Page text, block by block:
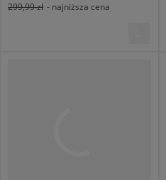
299,99 zł - najniższa cena